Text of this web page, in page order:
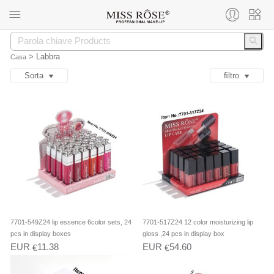
Casa> Labbra
Sorta ﬁltro
7701-549Z24 lip essence 6color sets, 24
pcs in display boxes
EUR €11.38
7701-517Z24 12 color moisturizing lip
gloss ,24 pcs in display box
EUR €54.60